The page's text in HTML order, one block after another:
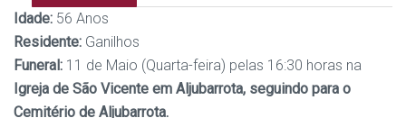
Idade: 56 Anos
Residente: Ganilhos
Funeral: 11 de Maio (Quarta-feira) pelas 16:30 horas na
Igreja de São Vicente em Aljubarrota, seguindo para o
Cemitério de Aljubarrota.